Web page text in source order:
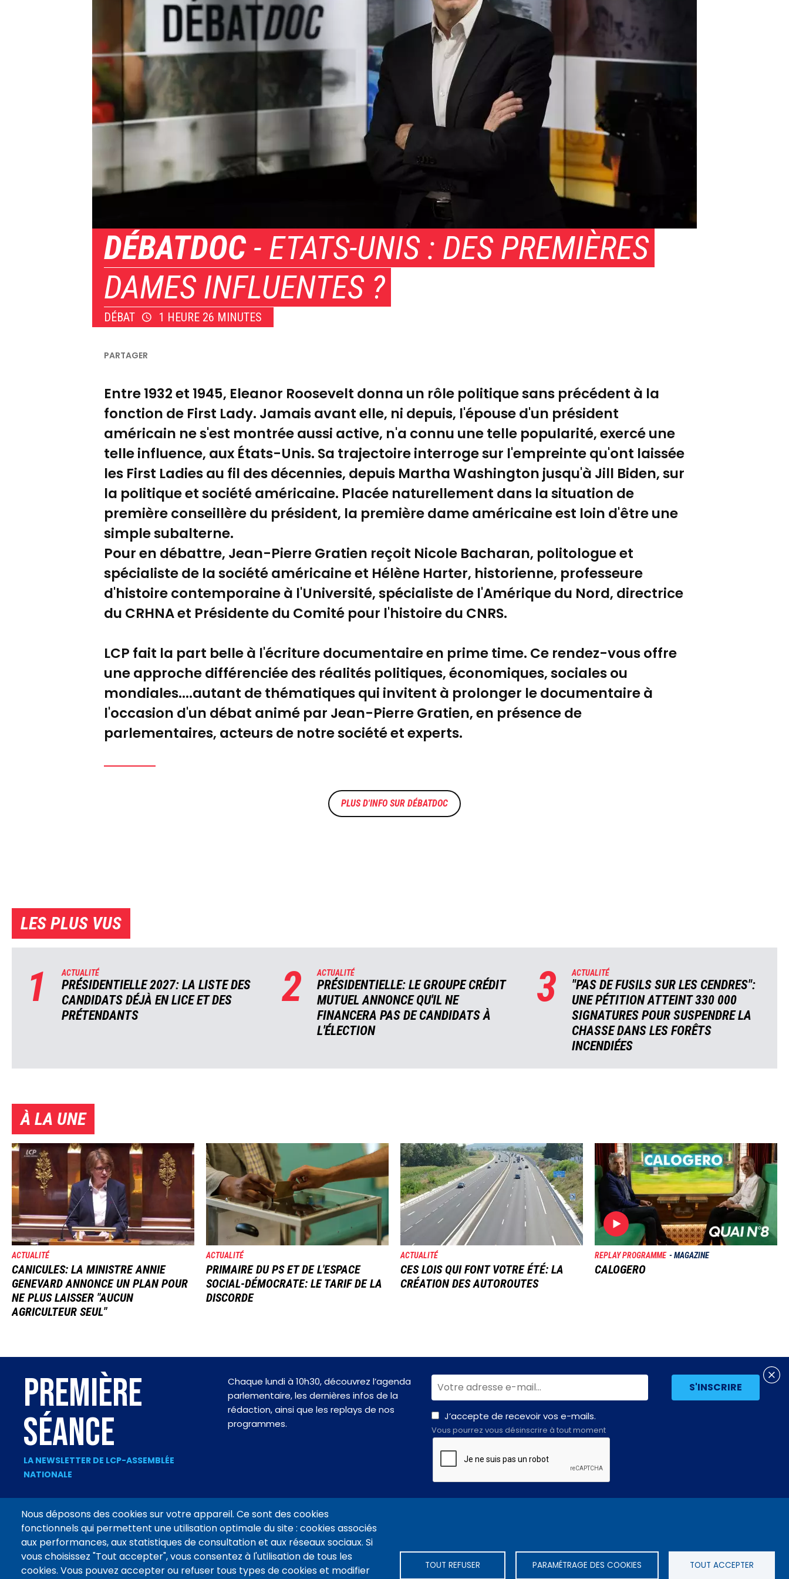
DÉBATDOC - ETATS-UNIS : DES PREMIÈRES
DAMES INFLUENTES ?
DÉBAT 1 HEURE 26 MINUTES
Entre 1932 et 1945, Eleanor Roosevelt donna un rôle politique sans précédent à la
fonction de First Lady. Jamais avant elle, ni depuis, l'épouse d'un président
américain ne s'est montrée aussi active, n'a connu une telle popularité, exercé une
telle influence, aux États-Unis. Sa trajectoire interroge sur l'empreinte qu'ont laissée
les First Ladies au fil des décennies, depuis Martha Washington jusqu'à Jill Biden, sur
la politique et société américaine. Placée naturellement dans la situation de
première conseillère du président, la première dame américaine est loin d'être une
simple subalterne.
Pour en débattre, Jean-Pierre Gratien reçoit Nicole Bacharan, politologue et
spécialiste de la société américaine et Hélène Harter, historienne, professeure
d'histoire contemporaine à l'Université, spécialiste de l'Amérique du Nord, directrice
du CRHNA et Présidente du Comité pour l'histoire du CNRS.
LCP fait la part belle à l'écriture documentaire en prime time. Ce rendez-vous offre
une approche différenciée des réalités politiques, économiques, sociales ou
mondiales....autant de thématiques qui invitent à prolonger le documentaire à
l'occasion d'un débat animé par Jean-Pierre Gratien, en présence de
parlementaires, acteurs de notre société et experts.
DÉBATDOC
LES PLUS VUS
1 ACTUALITÉ
PRÉSIDENTIELLE 2027: LA LISTE DES
CANDIDATS DÉJÀ EN LICE ET DES
PRÉTENDANTS
2 ACTUALITÉ
PRÉSIDENTIELLE: LE GROUPE CRÉDIT
MUTUEL ANNONCE QU'IL NE
FINANCERA PAS DE CANDIDATS À
L'ÉLECTION
3 ACTUALITÉ
"PAS DE FUSILS SUR LES CENDRES":
UNE PÉTITION ATTEINT 330 000
SIGNATURES POUR SUSPENDRE LA
CHASSE DANS LES FORÊTS
INCENDIÉES
À LA UNE
Image
ACTUALITÉ
CANICULES: LA MINISTRE ANNIE
GENEVARD ANNONCE UN PLAN POUR
NE PLUS LAISSER "AUCUN
AGRICULTEUR SEUL"
Image
ACTUALITÉ
PRIMAIRE DU PS ET DE L'ESPACE
SOCIAL-DÉMOCRATE: LE TARIF DE LA
DISCORDE
Image
ACTUALITÉ
CES LOIS QUI FONT VOTRE ÉTÉ: LA
CRÉATION DES AUTOROUTES
Image
REPLAY PROGRAMME MAGAZINE
CALOGERO
Nous déposons des cookies sur votre appareil. Ce sont des cookies
fonctionnels qui permettent une utilisation optimale du site : cookies associés
aux performances, aux statistiques de consultation et aux réseaux sociaux. Si
vous choisissez "Tout accepter", vous consentez à l'utilisation de tous les
cookies. Vous pouvez accepter ou refuser tous types de cookies et modifier
TOUT REFUSER PARAMÉTRAGE DES COOKIES TOUT ACCEPTER
PREMIÈRE
SÉANCE
LA NEWSLETTER DE LCP-ASSEMBLÉE
NATIONALE
Chaque lundi à 10h30, découvrez l’agenda
parlementaire, les dernières infos de la
rédaction, ainsi que les replays de nos
programmes.
J’accepte de recevoir vos e-mails.
Vous pourrez vous désinscrire à tout moment
Footer
menu
CONTACT MENTIONS LÉGALES DONNÉES PERSONNELLES VIDÉOTHÈQUE CONNEXION